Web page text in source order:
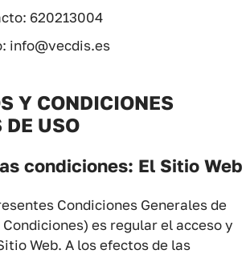
620213004
info@vecdis.es
Y CONDICIONES
DE USO
condiciones: El Sitio Web
Condiciones Generales de
es regular el acceso y
Web. A los efectos de las